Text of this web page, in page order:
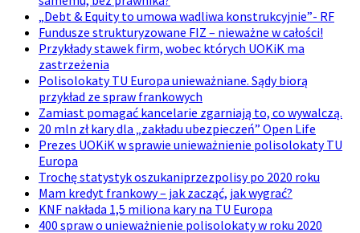
„Debt & Equity to umowa wadliwa konstrukcyjnie”- RF
Fundusze strukturyzowane FIZ – nieważne w całości!
Przykłady stawek firm, wobec których UOKiK ma
zastrzeżenia
Polisolokaty TU Europa unieważniane. Sądy biorą
przykład ze spraw frankowych
Zamiast pomagać kancelarie zgarniają to, co wywalczą.
20 mln zł kary dla „zakładu ubezpieczeń” Open Life
Prezes UOKiK w sprawie unieważnienie polisolokaty TU
Europa
Trochę statystyk oszukaniprzezpolisy po 2020 roku
Mam kredyt frankowy – jak zacząć, jak wygrać?
KNF nakłada 1,5 miliona kary na TU Europa
400 spraw o unieważnienie polisolokaty w roku 2020